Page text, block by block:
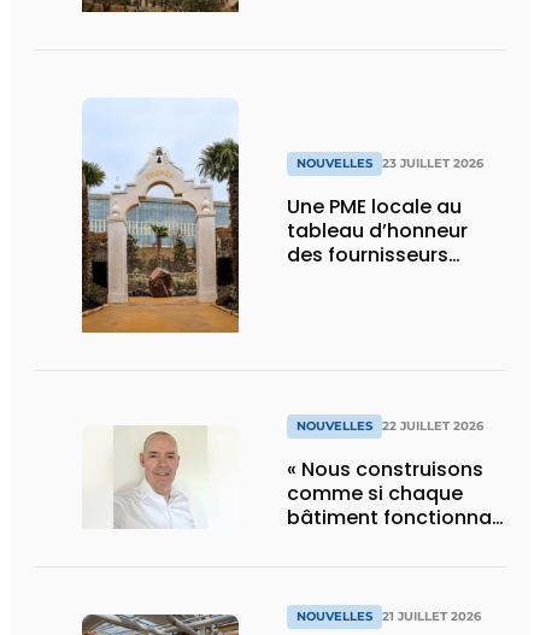
NOUVELLES 23 JUILLET 2026
Une PME locale au
tableau d’honneur
des fournisseurs
NOUVELLES 22 JUILLET 2026
« Nous construisons
comme si chaque
bâtiment fonctionnait
»NOUVELLES 21 JUILLET 2026